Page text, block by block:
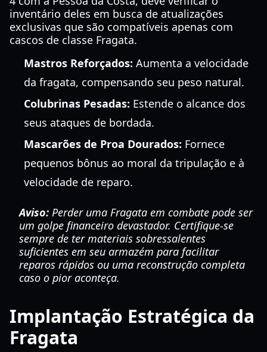
inventário deles em busca de atualizações
exclusivas que são compatíveis apenas com
cascos de classe Fragata.
Mastros Reforçados: Aumenta a velocidade
da fragata, compensando seu peso natural.
Colubrinas Pesadas: Estende o alcance dos
seus ataques de bordada.
Mascarões de Proa Dourados: Fornece
pequenos bônus ao moral da tripulação e à
velocidade de reparo.
Aviso: Perder uma Fragata em combate pode ser
um golpe financeiro devastador. Certifique-se
sempre de ter materiais sobressalentes
suficientes em seu armazém para facilitar
reparos rápidos ou uma reconstrução completa
caso o pior aconteça.
Implantação Estratégica da
Fragata